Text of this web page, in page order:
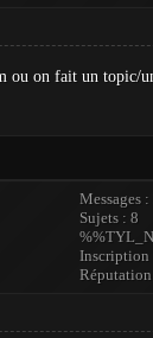
ou on fait un topic/
Messages :
Sujets : 8
Inscription